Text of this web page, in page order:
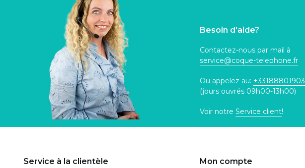
Besoin d'aide?
Contactez-nous par mail à
service@coque-telephone.fr
Ou appelez au: +33188801903
(jours ouvrés 09h00-13h00)
Voir notre Service client!
Service à la clientèle Mon compte